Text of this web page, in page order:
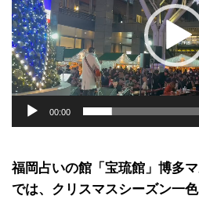
レ
ー
ヤ
ー
00:00
福岡占いの館「宝琉館」博多
では、クリスマスシーズン一色